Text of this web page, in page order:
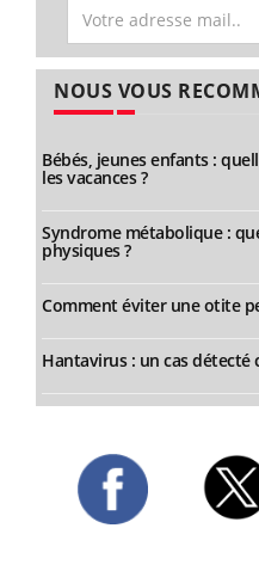
NOUS VOUS
Bébés, jeunes enfants :
les vacances ?
Syndrome métabolique :
physiques ?
Comment éviter une otite
Hantavirus : un cas détecté